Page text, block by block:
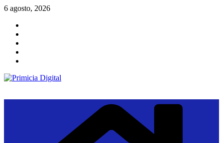
Saltar
contenido
6 agosto, 2026